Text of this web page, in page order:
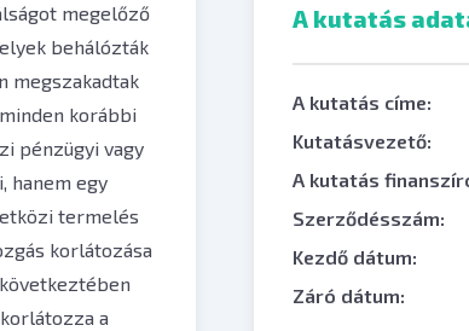
megelőző
behálózták
megszakadtak
korábbi
pénzügyi vagy
hanem egy
termelés
korlátozása
a
A kutatás
A kutatás címe:
Kutatásvezető:
A kutatás
Szerződésszám:
Kezdő dátum:
Záró dátum: